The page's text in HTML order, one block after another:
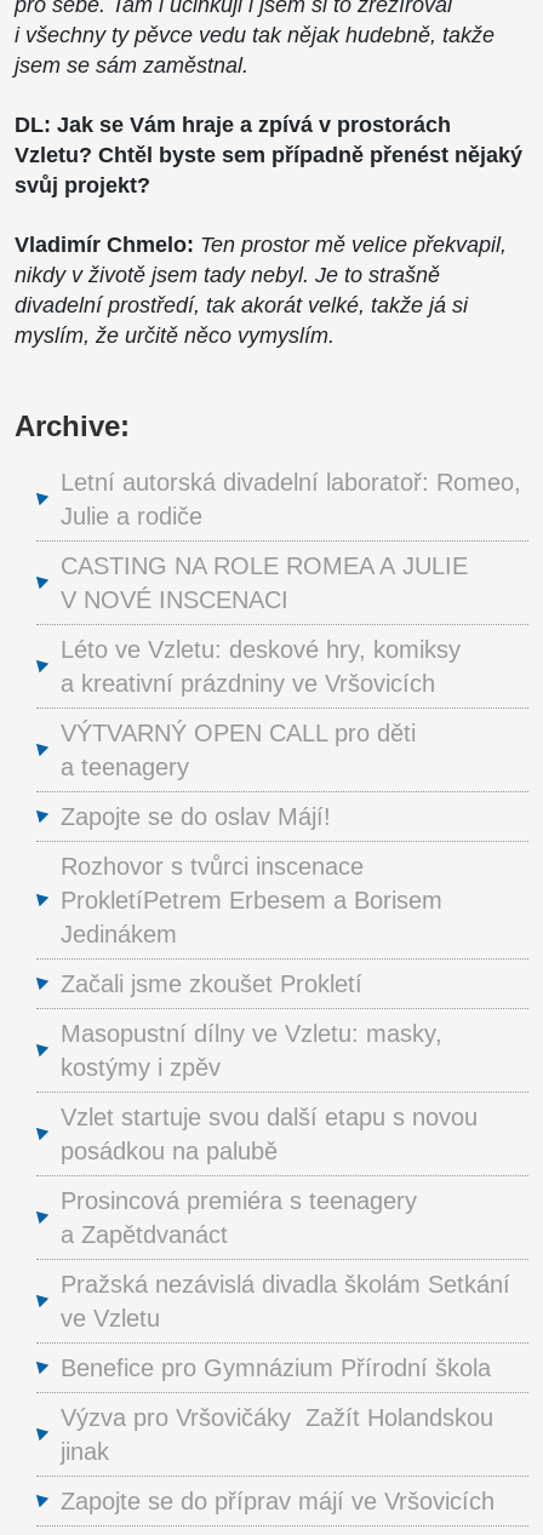
i všechny ty pěvce vedu tak nějak hudebně, takže
jsem se sám zaměstnal.
DL: Jak se Vám hraje a zpívá v prostorách
Vzletu? Chtěl byste sem případně přenést nějaký
svůj projekt?
Vladimír Chmelo: Ten prostor mě velice překvapil,
nikdy v životě jsem tady nebyl. Je to strašně
divadelní prostředí, tak akorát velké, takže já si
myslím, že určitě něco vymyslím.
Archive:
Letní autorská divadelní laboratoř: Romeo,
Julie a rodiče
CASTING NA ROLE ROMEA A JULIE
V NOVÉ INSCENACI
Léto ve Vzletu: deskové hry, komiksy
a kreativní prázdniny ve Vršovicích
VÝTVARNÝ OPEN CALL pro děti
a teenagery
Zapojte se do oslav Májí!
Rozhovor s tvůrci inscenace
ProkletíPetrem Erbesem a Borisem
Jedinákem
Začali jsme zkoušet Prokletí
Masopustní dílny ve Vzletu: masky,
kostýmy i zpěv
Vzlet startuje svou další etapu s novou
posádkou na palubě
Prosincová premiéra s teenagery
a Zapětdvanáct
Pražská nezávislá divadla školám Setkání
ve Vzletu
Benefice pro Gymnázium Přírodní škola
Výzva pro Vršovičáky Zažít Holandskou
jinak
Zapojte se do příprav májí ve Vršovicích